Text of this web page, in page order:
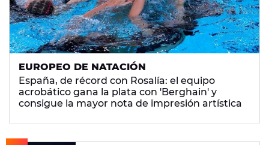
EUROPEO DE NATACIÓN
España, de récord con Rosalía: el equipo
acrobático gana la plata con 'Berghain' y
consigue la mayor nota de impresión artística